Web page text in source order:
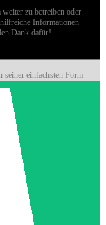
zu betreiben oder
Informationen
Dank dafür!
seiner einfachsten Form